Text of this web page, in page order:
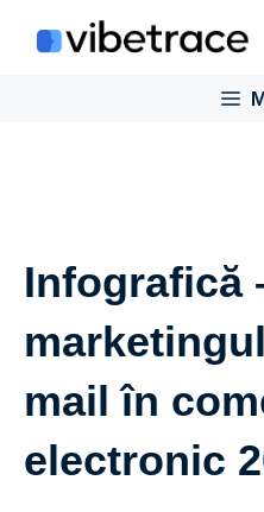
Infografică
mail în
electronic